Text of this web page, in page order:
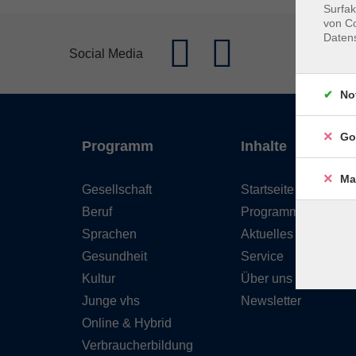
Social Media
Programm
Gesellschaft
Beruf
Sprachen
Gesundheit
Kultur
Junge vhs
Online & Hybrid
Verbraucherbildung
Inhalte
Startseite
Programm
Aktuelles
Service
Über uns
Newsletter
von